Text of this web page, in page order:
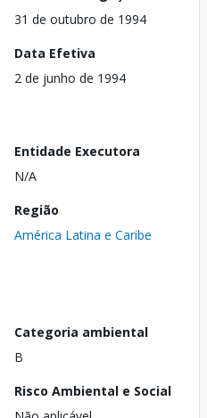
31 de outubro de 1994
Data Efetiva
2 de junho de 1994
Entidade Executora
N/A
Região
América Latina e Caribe
Categoria ambiental
B
Risco Ambiental e Social